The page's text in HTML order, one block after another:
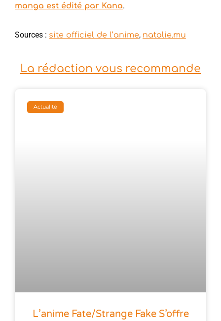
manga est édité par Kana.
Sources : site officiel de l’anime, natalie.mu
La rédaction vous recommande
Actualité
L’anime Fate/Strange Fake S’offre